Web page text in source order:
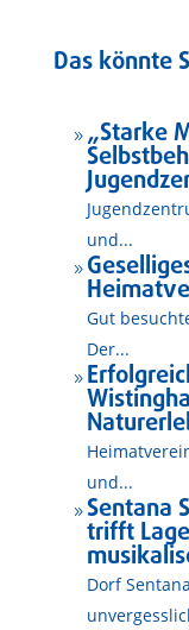
Das könnte
9 „Starke
und...
9
Gut
Der...
9
und...
9 Sentana
trifft
Dorf